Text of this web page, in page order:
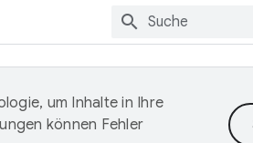
um Inhalte in Ihre
können Fehler